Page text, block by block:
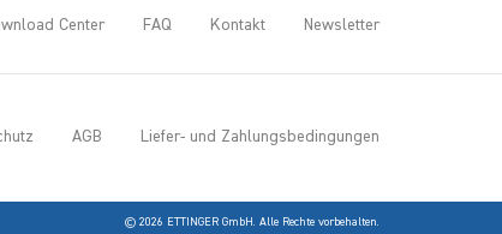
Center FAQ Kontakt Newsletter
AGB Liefer- und Zahlungsbedingungen
© 2026 ETTINGER GmbH. Alle Rechte vorbehalten.